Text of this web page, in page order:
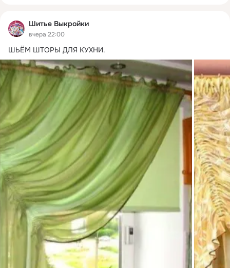
Шитье Выкройки
вчера 22:00
ШЬЁМ ШТОРЫ ДЛЯ КУХНИ.